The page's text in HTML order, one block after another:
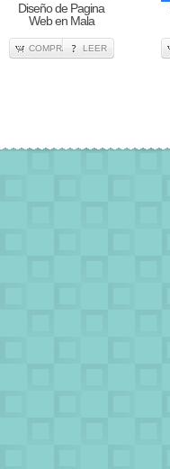
Diseño de Pagina
Web en Mala
COMPRA LEER